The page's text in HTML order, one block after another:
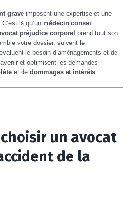
grave imposent une expertise et une
là qu’un médecin conseil
préjudice corporel prend tout son
votre dossier, suivent le
le besoin d’aménagements et de
et optimisent les demandes
et de dommages et intérêts.
un avocat
de la